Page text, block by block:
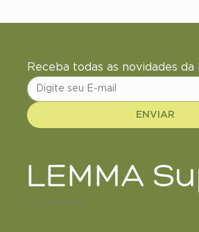
Receba todas as novidades da
ENVIAR
LEMMA
+18 de anos de ciência e inovação